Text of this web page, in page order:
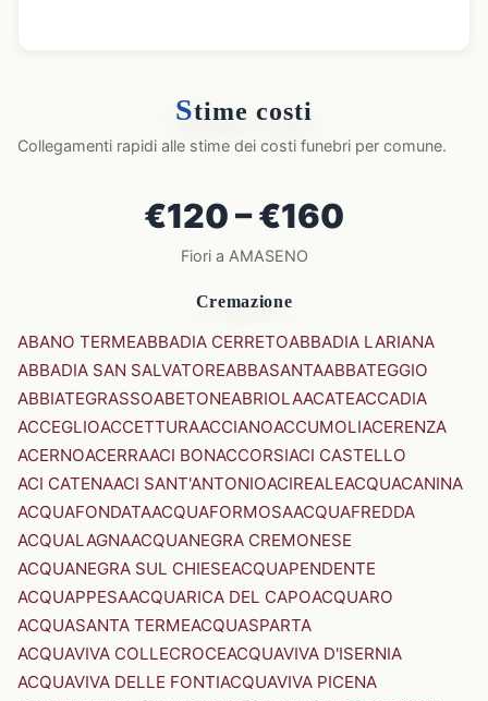
Stime costi
Collegamenti rapidi alle stime dei costi funebri per comune.
€120 – €160
Fiori a AMASENO
Cremazione
ABANO TERMEABBADIA CERRETOABBADIA LARIANA
ABBADIA SAN SALVATOREABBASANTAABBATEGGIO
ABBIATEGRASSOABETONEABRIOLAACATEACCADIA
ACCEGLIOACCETTURAACCIANOACCUMOLIACERENZA
ACERNOACERRAACI BONACCORSIACI CASTELLO
ACI CATENAACI SANT'ANTONIOACIREALEACQUACANINA
ACQUAFONDATAACQUAFORMOSAACQUAFREDDA
ACQUALAGNAACQUANEGRA CREMONESE
ACQUANEGRA SUL CHIESEACQUAPENDENTE
ACQUAPPESAACQUARICA DEL CAPOACQUARO
ACQUASANTA TERMEACQUASPARTA
ACQUAVIVA COLLECROCEACQUAVIVA D'ISERNIA
ACQUAVIVA DELLE FONTIACQUAVIVA PICENA